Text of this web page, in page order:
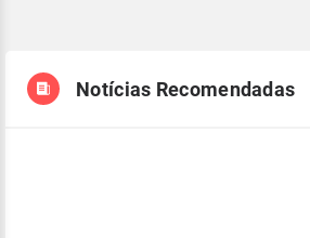
Notícias Recomendadas